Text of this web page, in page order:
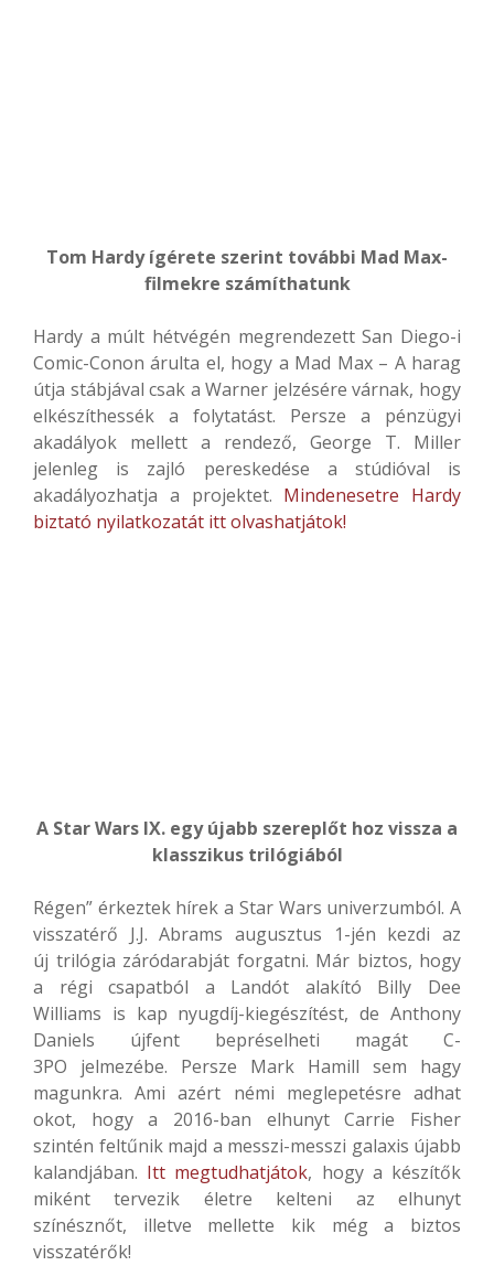
Tom Hardy ígérete szerint további Mad Max-
filmekre számíthatunk
Hardy a múlt hétvégén megrendezett San Diego-i
Comic-Conon árulta el, hogy a Mad Max – A harag
útja stábjával csak a Warner jelzésére várnak, hogy
elkészíthessék a folytatást. Persze a pénzügyi
akadályok mellett a rendező, George T. Miller
jelenleg is zajló pereskedése a stúdióval is
akadályozhatja a projektet. Mindenesetre Hardy
biztató nyilatkozatát itt olvashatjátok!
A Star Wars IX. egy újabb szereplőt hoz vissza a
klasszikus trilógiából
Régen” érkeztek hírek a Star Wars univerzumból. A
visszatérő J.J. Abrams augusztus 1-jén kezdi az
új trilógia záródarabját forgatni. Már biztos, hogy
a régi csapatból a Landót alakító Billy Dee
Williams is kap nyugdíj-kiegészítést, de Anthony
Daniels újfent bepréselheti magát C-
3PO jelmezébe. Persze Mark Hamill sem hagy
magunkra. Ami azért némi meglepetésre adhat
okot, hogy a 2016-ban elhunyt Carrie Fisher
szintén feltűnik majd a messzi-messzi galaxis újabb
kalandjában. Itt megtudhatjátok, hogy a készítők
miként tervezik életre kelteni az elhunyt
színésznőt, illetve mellette kik még a biztos
visszatérők!